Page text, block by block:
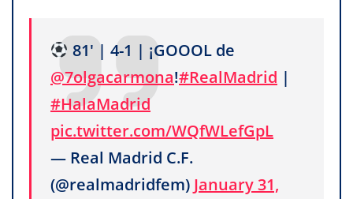
81' | 4-1 | ¡GOOOL de
@7olgacarmona!#RealMadrid |
#HalaMadrid
pic.twitter.com/WQfWLefGpL
— Real Madrid C.F.
(@realmadridfem) January 31,